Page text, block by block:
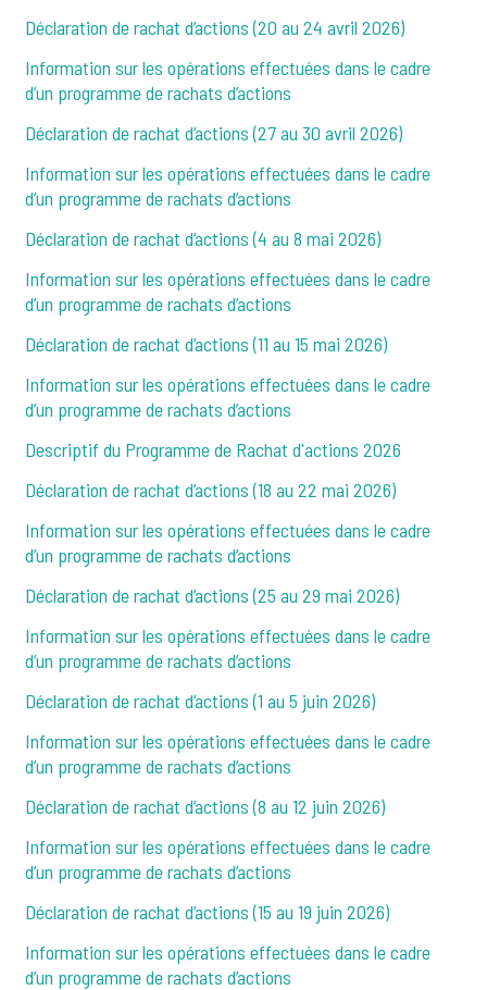
Déclaration de rachat d’actions (20 au 24 avril 2026)
Information sur les opérations effectuées dans le cadre
d’un programme de rachats d’actions
Déclaration de rachat d’actions (27 au 30 avril 2026)
Information sur les opérations effectuées dans le cadre
d’un programme de rachats d’actions
Déclaration de rachat d’actions (4 au 8 mai 2026)
Information sur les opérations effectuées dans le cadre
d’un programme de rachats d’actions
Déclaration de rachat d’actions (11 au 15 mai 2026)
Information sur les opérations effectuées dans le cadre
d’un programme de rachats d’actions
Descriptif du Programme de Rachat d'actions 2026
Déclaration de rachat d’actions (18 au 22 mai 2026)
Information sur les opérations effectuées dans le cadre
d’un programme de rachats d’actions
Déclaration de rachat d’actions (25 au 29 mai 2026)
Information sur les opérations effectuées dans le cadre
d’un programme de rachats d’actions
Déclaration de rachat d’actions (1 au 5 juin 2026)
Information sur les opérations effectuées dans le cadre
d’un programme de rachats d’actions
Déclaration de rachat d’actions (8 au 12 juin 2026)
Information sur les opérations effectuées dans le cadre
d’un programme de rachats d’actions
Déclaration de rachat d’actions (15 au 19 juin 2026)
Information sur les opérations effectuées dans le cadre
d’un programme de rachats d’actions